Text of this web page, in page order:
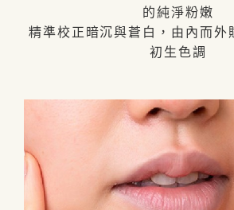
的純淨粉嫩
精準校正暗沉與蒼白，由內而外
初生色調